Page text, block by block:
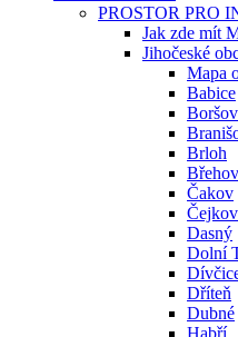
PROSTOR PRO
Jak zde mít
Jihočeské
Mapa
Babice
Brloh
Břehov
Čakov
Dasný
Dolní
Dříteň
Dubné
Habří